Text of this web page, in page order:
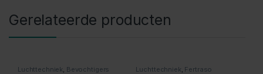
Gerelateerde producten
Luchttechniek Bevochtigers Luchttechniek Fertraso